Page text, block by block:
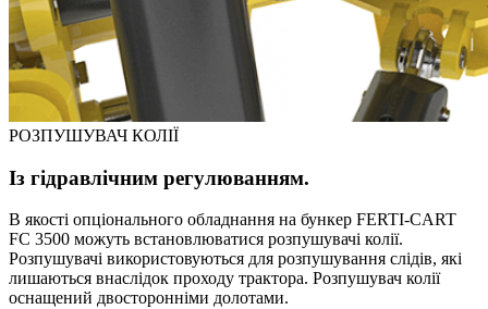
РОЗПУШУВАЧ КОЛІЇ
Із гідравлічним регулюванням.
В якості опціонального обладнання на бункер FERTI-CART
FC 3500 можуть встановлюватися розпушувачі колії.
Розпушувачі використовуються для розпушування слідів, які
лишаються внаслідок проходу трактора. Розпушувач колії
оснащений двосторонніми долотами.